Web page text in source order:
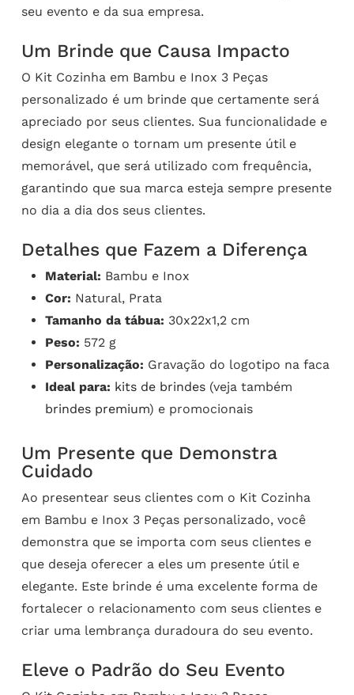
seu evento e da sua empresa.
Um Brinde que Causa Impacto
O Kit Cozinha em Bambu e Inox 3 Peças
personalizado é um brinde que certamente será
apreciado por seus clientes. Sua funcionalidade e
design elegante o tornam um presente útil e
memorável, que será utilizado com frequência,
garantindo que sua marca esteja sempre presente
no dia a dia dos seus clientes.
Detalhes que Fazem a Diferença
Material: Bambu e Inox
Cor: Natural, Prata
Tamanho da tábua: 30x22x1,2 cm
Peso: 572 g
Personalização: Gravação do logotipo na faca
Ideal para: kits de brindes(veja também
brindes premium) e promocionais
Um Presente que Demonstra
Cuidado
Ao presentear seus clientes com o Kit Cozinha
em Bambu e Inox 3 Peças personalizado, você
demonstra que se importa com seus clientes e
que deseja oferecer a eles um presente útil e
elegante. Este brinde é uma excelente forma de
fortalecer o relacionamento com seus clientes e
criar uma lembrança duradoura do seu evento.
Eleve o Padrão do Seu Evento